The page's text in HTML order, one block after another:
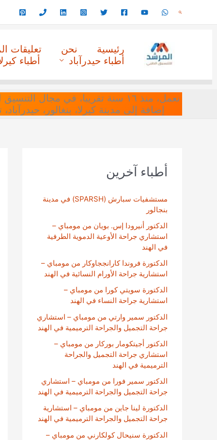
البحث
رئيسية نحن
تعليقات
أطباء حيدرآباد
أطباء
نعمل، منذ ١٦ سنة تقريبا، في
إضافة إلى مدينة كيرلا، بنغالور،
أطباء آخرين
مستشفيات سبارش (SPARSH) في مدينة
بنجالور
الدكتور أنيرودا إس. بويان من مومباي –
استشاري جراحة الأوعية الدموية الطرفية
في الهند
الدكتورة فروندا كارانججاوكار من مومباي –
استشارية جراحة الأورام النسائية في الهند
الدكتورة سويتي كورا من مومباي –
استشارية جراحة النساء في الهند
الدكتور سمير وارتي من مومباي – استشاري
جراحة التجميل والجراحة الترميمية في الهند
الدكتور أجيتكومار بوركار من مومباي –
استشاري جراحة التجميل والجراحة
الترميمية في الهند
الدكتور سمير فورا من مومباي – استشاري
جراحة التجميل والجراحة الترميمية في الهند
الدكتورة لينا جاين من مومباي – استشارية
جراحة التجميل والجراحة الترميمية في الهند
الدكتورة سنيحال كولكارني من مومباي –